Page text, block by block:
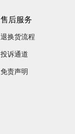
售后服务
退换货流程
投诉通道
免责声明